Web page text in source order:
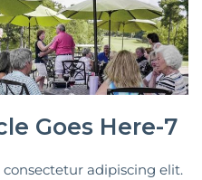
Goes Here-7
adipiscing elit.